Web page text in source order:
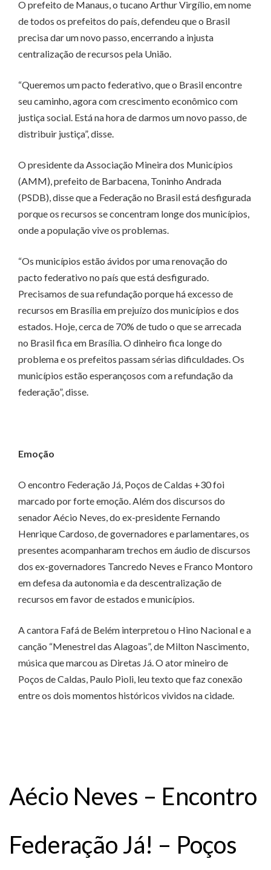
O prefeito de Manaus, o tucano Arthur Virgílio, em nome
de todos os prefeitos do país, defendeu que o Brasil
precisa dar um novo passo, encerrando a injusta
centralização de recursos pela União.
“Queremos um pacto federativo, que o Brasil encontre
seu caminho, agora com crescimento econômico com
justiça social. Está na hora de darmos um novo passo, de
distribuir justiça”, disse.
O presidente da Associação Mineira dos Municípios
(AMM), prefeito de Barbacena, Toninho Andrada
(PSDB), disse que a Federação no Brasil está desfigurada
porque os recursos se concentram longe dos municípios,
onde a população vive os problemas.
“Os municípios estão ávidos por uma renovação do
pacto federativo no país que está desfigurado.
Precisamos de sua refundação porque há excesso de
recursos em Brasília em prejuízo dos municípios e dos
estados. Hoje, cerca de 70% de tudo o que se arrecada
no Brasil fica em Brasília. O dinheiro fica longe do
problema e os prefeitos passam sérias dificuldades. Os
municípios estão esperançosos com a refundação da
federação”, disse.
Emoção
O encontro Federação Já, Poços de Caldas +30 foi
marcado por forte emoção. Além dos discursos do
senador Aécio Neves, do ex-presidente Fernando
Henrique Cardoso, de governadores e parlamentares, os
presentes acompanharam trechos em áudio de discursos
dos ex-governadores Tancredo Neves e Franco Montoro
em defesa da autonomia e da descentralização de
recursos em favor de estados e municípios.
A cantora Fafá de Belém interpretou o Hino Nacional e a
canção “Menestrel das Alagoas”, de Milton Nascimento,
música que marcou as Diretas Já. O ator mineiro de
Poços de Caldas, Paulo Pioli, leu texto que faz conexão
entre os dois momentos históricos vividos na cidade.
Aécio Neves – Encontro
Federação Já! – Poços